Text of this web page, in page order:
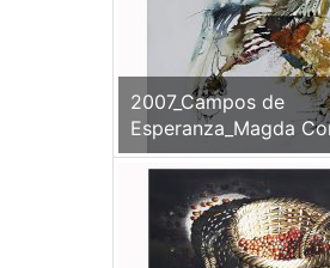
2007_Campos de
Esperanza_Magda